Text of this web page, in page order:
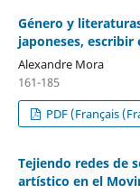
Género y
japoneses, escribir
Alexandre Mora
161-185
PDF (Français
Tejiendo redes de
artístico en el